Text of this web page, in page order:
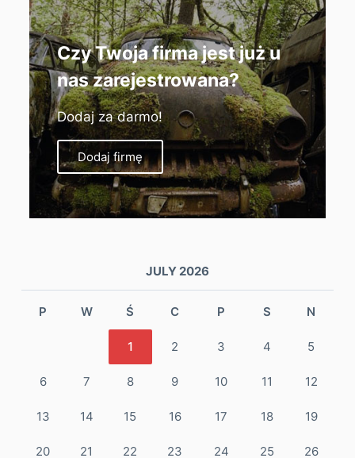
Czy Twoja firma jest już u
nas zarejestrowana?
Dodaj za darmo!
Dodaj firmę
JULY 2026
P W Ś C P S N
1 2 3 4 5
6 7 8 9 10 11 12
13 14 15 16 17 18 19
20 21 22 23 24 25 26